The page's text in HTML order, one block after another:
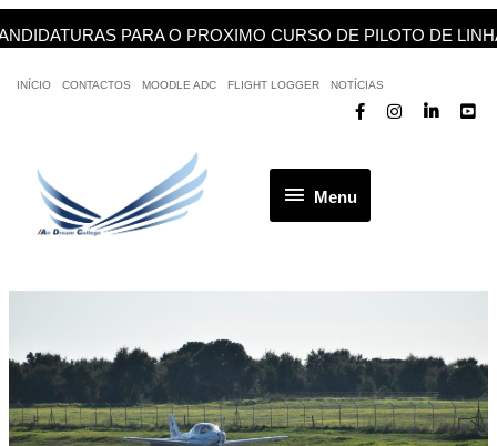
PARA O PROXIMO CURSO DE PILOTO DE LINHA
INÍCIO CONTACTOS MOODLE ADC FLIGHT LOGGER NOTÍCIAS
Menu